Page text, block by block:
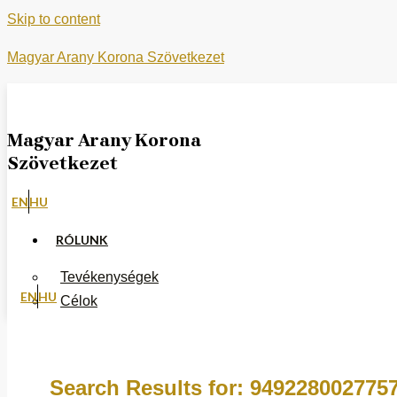
Skip to content
Magyar Arany Korona Szövetkezet
Magyar Arany Korona
Szövetkezet
ENHU
RÓLUNK
Tevékenységek
Célok
DOKUMENTUMOK
ENHU
Search Results for: